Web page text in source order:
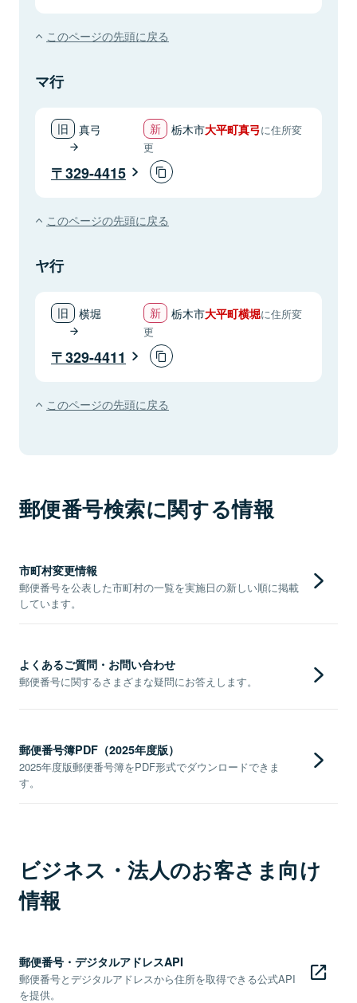
このページの先頭に戻る
マ行
真弓 栃木市大平町真弓に住所変
更
329-4415
このページの先頭に戻る
ヤ行
横堀 栃木市大平町横堀に住所変
更
329-4411
このページの先頭に戻る
郵便番号検索に関する情報
市町村変更情報
郵便番号を公表した市町村の一覧を実施日の新しい順に掲載
しています。
よくあるご質問・お問い合わせ
郵便番号に関するさまざまな疑問にお答えします。
郵便番号簿PDF（2025年度版）
2025年度版郵便番号簿をPDF形式でダウンロードできま
す。
ビジネス・法人のお客さま向け
情報
郵便番号・デジタルアドレスAPI
郵便番号とデジタルアドレスから住所を取得できる公式API
を提供。